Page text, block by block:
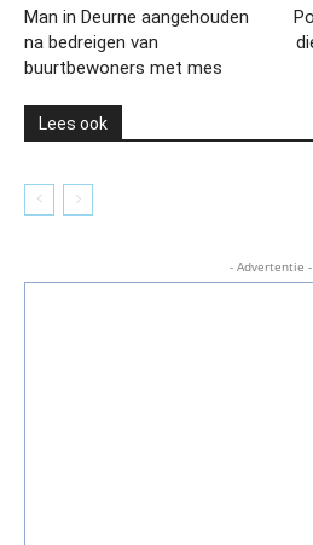
Man in Deurne aangehouden
na bedreigen van
buurtbewoners met mes
Lees ook
- Advertentie -